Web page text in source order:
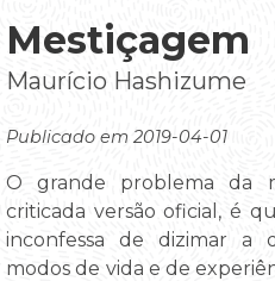
Mestiçagem
Maurício Hashizume
Publicado em 2019-04-01
O grande problema da
criticada versão oficial, é
inconfessa de dizimar a
modos de vida e de